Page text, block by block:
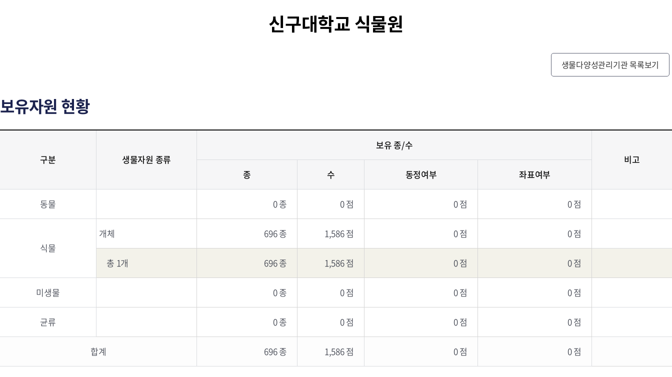
신구대학교 식물원
생물다양성관리기관 목록보기
보유자원 현황
구분 생물자원 종류
보유 종/수
비고
종
수 동정여부 좌표여부
동물 0 종 0 점 0 점 0 점
식물
개체 696 종 1,586 점 0 점 0 점
총 1개 696 종 1,586 점 0 점 0 점
미생물 0 종 0 점 0 점 0 점
균류 0 종 0 점 0 점 0 점
합계 696 종 1,586 점 0 점 0 점